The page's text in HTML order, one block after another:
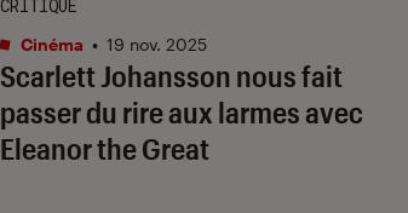
Scarlett Johansson nous fait
passer du rire aux larmes avec
Eleanor the Great
CRITIQUE
Cinéma • 19 nov. 2025